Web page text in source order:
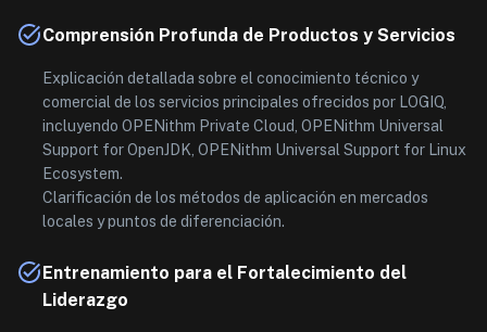
Comprensión Profunda de Productos y Servicios
Explicación detallada sobre el conocimiento técnico y
comercial de los servicios principales ofrecidos por LOGIQ,
incluyendo OPENithm Private Cloud, OPENithm Universal
Support for OpenJDK, OPENithm Universal Support for Linux
Ecosystem.
Clarificación de los métodos de aplicación en mercados
locales y puntos de diferenciación.
Entrenamiento para el Fortalecimiento del
Liderazgo